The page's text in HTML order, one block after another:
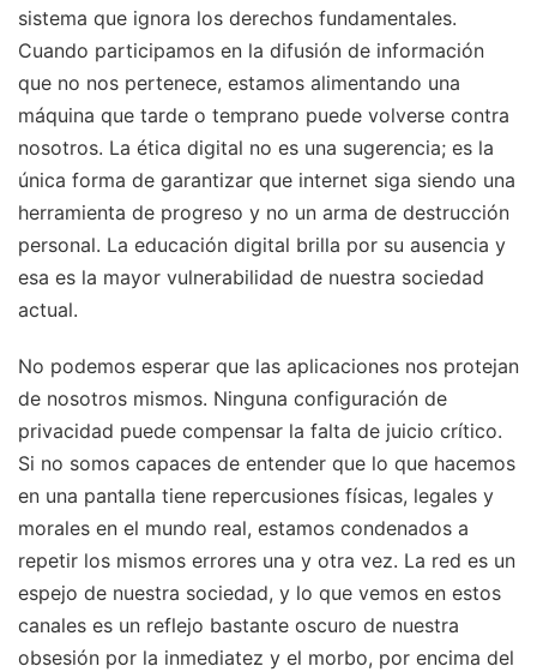
sistema que ignora los derechos fundamentales.
Cuando participamos en la difusión de información
que no nos pertenece, estamos alimentando una
máquina que tarde o temprano puede volverse contra
nosotros. La ética digital no es una sugerencia; es la
única forma de garantizar que internet siga siendo una
herramienta de progreso y no un arma de destrucción
personal. La educación digital brilla por su ausencia y
esa es la mayor vulnerabilidad de nuestra sociedad
actual.
No podemos esperar que las aplicaciones nos protejan
de nosotros mismos. Ninguna configuración de
privacidad puede compensar la falta de juicio crítico.
Si no somos capaces de entender que lo que hacemos
en una pantalla tiene repercusiones físicas, legales y
morales en el mundo real, estamos condenados a
repetir los mismos errores una y otra vez. La red es un
espejo de nuestra sociedad, y lo que vemos en estos
canales es un reflejo bastante oscuro de nuestra
obsesión por la inmediatez y el morbo, por encima del